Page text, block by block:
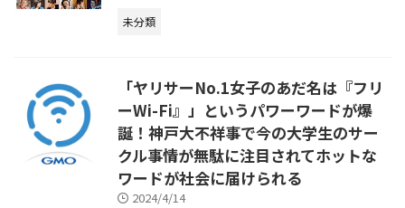
未分類
「ヤリサーNo.1女子のあだ名は『フリ
ーWi-Fi』」というパワーワードが爆
誕！神戸大不祥事で今の大学生のサー
クル事情が無駄に注目されてホットな
ワードが社会に届けられる
2024/4/14